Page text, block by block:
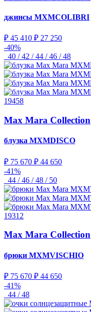
джинсы MXMCOLIBRI
₽ 45 410 ₽ 27 250
-40%
40 / 42 / 44 / 46 / 48
19458
Max Mara Collection
блузка MXMDISCO
₽ 75 670 ₽ 44 650
-41%
44 / 46 / 48 / 50
19312
Max Mara Collection
брюки MXMVISCHIO
₽ 75 670 ₽ 44 650
-41%
44 / 48